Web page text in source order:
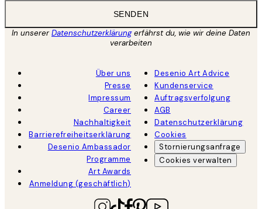
SENDEN
In unsererDatenschutzerklärungerfährst du, wie wir deine Daten
verarbeiten
Über uns
Presse
Impressum
Career
Nachhaltigkeit
Barrierefreiheitserklärung
Desenio Ambassador
Programme
Art Awards
Anmeldung (geschäftlich)
Desenio Art Advice
Kundenservice
Auftragsverfolgung
AGB
Datenschutzerklärung
Cookies
Stornierungsanfrage
Cookies verwalten